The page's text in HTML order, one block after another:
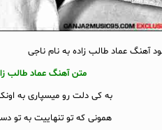
آهنگ عماد طالب زاده به نام ناجی
متن آهنگ عماد طالب
به کی دلت رو میسپاری به
همونی که تو تنهاییت به تو